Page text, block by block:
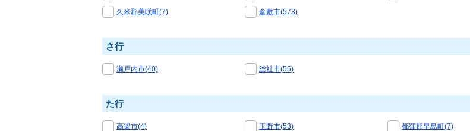
久米郡美咲町(7) 倉敷市(573)
さ行
瀬戸内市(40) 総社市(55)
た行
高梁市(4) 玉野市(53) 都窪郡早島町(7)